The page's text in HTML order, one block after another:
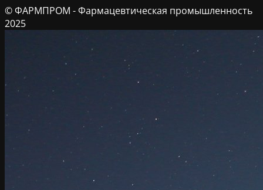
© ФАРМПРОМ - Фармацевтическая промышленность
2025